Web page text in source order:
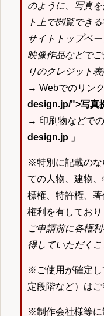
のように、写真
ト上で閲覧でき
サイトトップペ
映像作品などで
りのクレジット表
→ Webでのリン
design.jp/">写真
→ 印刷物などで
design.jp 」
※特別に記載のな
ての人物、建物
標権、特許権、
権利を有しており
ご申請前に各権
得していただくこ
※ご使用が確定し
定段階など）はご
※制作会社様等に